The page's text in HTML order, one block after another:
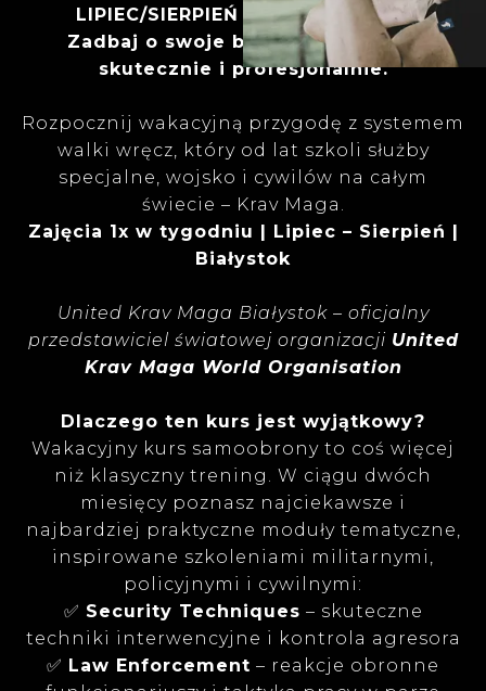
LIPIEC/SIERPIEŃ 2026 | Białystok
Zadbaj o swoje bezpieczeństwo –
skutecznie i profesjonalnie.
Rozpocznij wakacyjną przygodę z systemem
walki wręcz, który od lat szkoli służby
specjalne, wojsko i cywilów na całym
świecie – Krav Maga.
Zajęcia 1x w tygodniu | Lipiec – Sierpień |
Białystok
United Krav Maga Białystok – oficjalny
przedstawiciel światowej organizacji United
Krav Maga World Organisation
Dlaczego ten kurs jest wyjątkowy?
Wakacyjny kurs samoobrony to coś więcej
niż klasyczny trening. W ciągu dwóch
miesięcy poznasz najciekawsze i
najbardziej praktyczne moduły tematyczne,
inspirowane szkoleniami militarnymi,
policyjnymi i cywilnymi:
✅ Security Techniques – skuteczne
techniki interwencyjne i kontrola agresora
✅ Law Enforcement – reakcje obronne